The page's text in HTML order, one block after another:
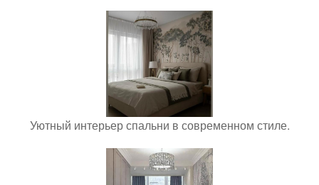
Уютный интерьер спальни в современном стиле.